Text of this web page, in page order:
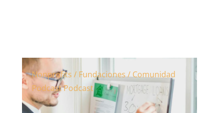
Nonprofits / Fundaciones / Comunidad
PodcastPodcast